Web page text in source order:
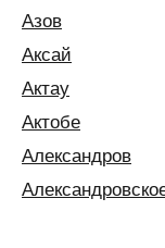
Азов
Аксай
Актау
Актобе
Александров